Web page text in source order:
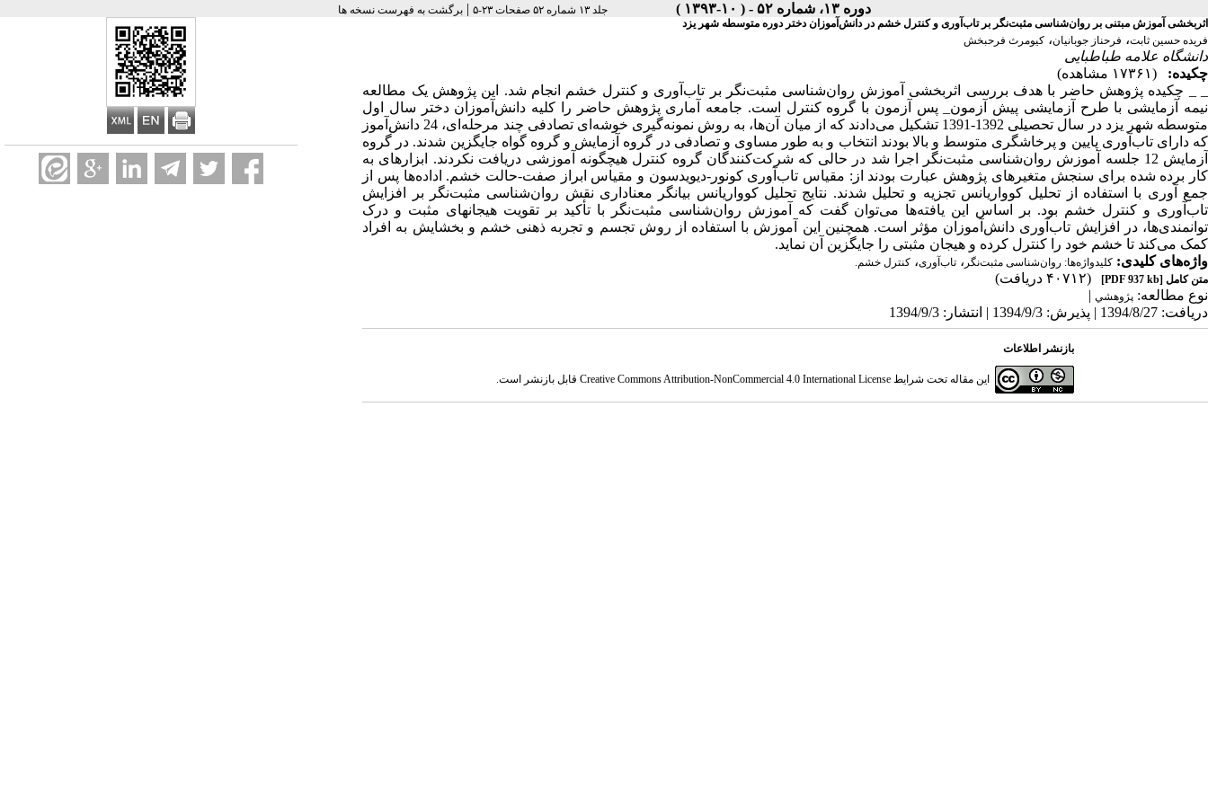
دوره ۱۳، شماره ۵۲ - ( ۱۰-۱۳۹۳ ) جلد ۱۳ شماره ۵۲ صفحات ۲۳-۵ |برگشت به فهرست نسخه ها
اثربخشی آموزش مبتنی بر روان‌شناسی مثبت‌نگر بر تاب‌آوری و کنترل خشم در دانش‌آموزان دختر دوره متوسطه شهر یزد
فریده حسین ثابت، فرحناز جوبانیان، کیومرث فرحبخش
دانشگاه علامه طباطبایی
چکیده:
(۱۷۳۶۱ مشاهده)
_ _ چکیده پژوهش حاضر با هدف بررسی اثربخشی آموزش روان‌شناسی مثبت‌نگر بر تاب‌آوری و کنترل خشم انجام شد. این پژوهش یک مطالعه
نیمه آزمایشی با طرح آزمایشی پیش آزمون_ پس آزمون با گروه کنترل است. جامعه آماری پژوهش حاضر را کلیه دانش‌آموزان دختر سال اول
متوسطه شهر یزد در سال تحصیلی 1392-1391 تشکیل می‌دادند که از میان آن‌ها، به روش نمونه‌گیری خوشه‌ای تصادفی چند مرحله‌ای، 24 دانش‌آموز
که دارای تاب‌آوری پایین و پرخاشگری متوسط و بالا بودند انتخاب و به طور مساوی و تصادفی در گروه آزمایش و گروه گواه جایگزین شدند. در گروه
آزمایش 12 جلسه آموزش روان‌شناسی مثبت‌نگر اجرا شد در حالی که شرکت‌کنندگان گروه کنترل هیچگونه آموزشی دریافت نکردند. ابزارهای به
کار برده شده برای سنجش متغیرهای پژوهش عبارت بودند از: مقیاس تاب‌آوری کونور-دیویدسون و مقیاس ابراز صفت-حالت خشم. اداده‌ها پس از
جمع آوری با استفاده از تحلیل کوواریانس تجزیه و تحلیل شدند. نتایج تحلیل کوواریانس بیانگر معناداری نقش روان‌شناسی مثبت‌نگر بر افزایش
تاب‌آوری و کنترل خشم بود. بر اساس این یافته‌ها می‌توان گفت که آموزش روان‌شناسی مثبت‌نگر با تأکید بر تقویت هیجانهای مثبت و درک
توانمندی‌ها، در افزایش تاب‌آوری دانش‌آموزان مؤثر است. همچنین این آموزش با استفاده از روش تجسم و تجربه ذهنی خشم و بخشایش به افراد
کمک می‌کند تا خشم خود را کنترل کرده و هیجان مثبتی را جایگزین آن نماید.
واژه‌های کلیدی: کلیدواژه‌ها: روان‌شناسی مثبت‌نگر ، تاب‌آوری، کنترل خشم.
متن کامل [PDF 937 kb]
(۴۰۷۱۲ دریافت)
نوع مطالعه: پژوهشي |
دریافت: 1394/8/27 | پذیرش: 1394/9/3 | انتشار: 1394/9/3
بازنشر اطلاعات
این مقاله تحت شرایط Creative Commons Attribution-NonCommercial 4.0 International Licenseقابل بازنشر است.